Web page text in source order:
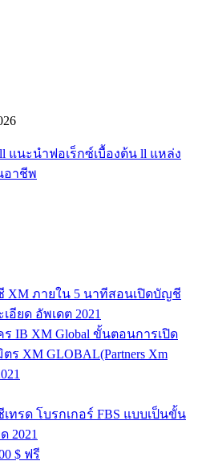
ll แนะนำฟอเร็กซ์เบื้องต้น ll แหล่ง
อาชีพ
XM ภายใน 5 นาทีสอนเปิดบัญชี
อียด อัพเดต 2021
IB XM Global ขั้นตอนการเปิด
XM GLOBAL(Partners Xm
ทรด โบรกเกอร์ FBS แบบเป็นขั้น
2021
$ ฟรี